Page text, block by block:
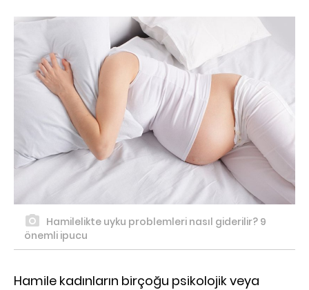
Hamilelikte uyku problemleri nasıl giderilir? 9
önemli ipucu
Hamile kadınların birçoğu psikolojik veya